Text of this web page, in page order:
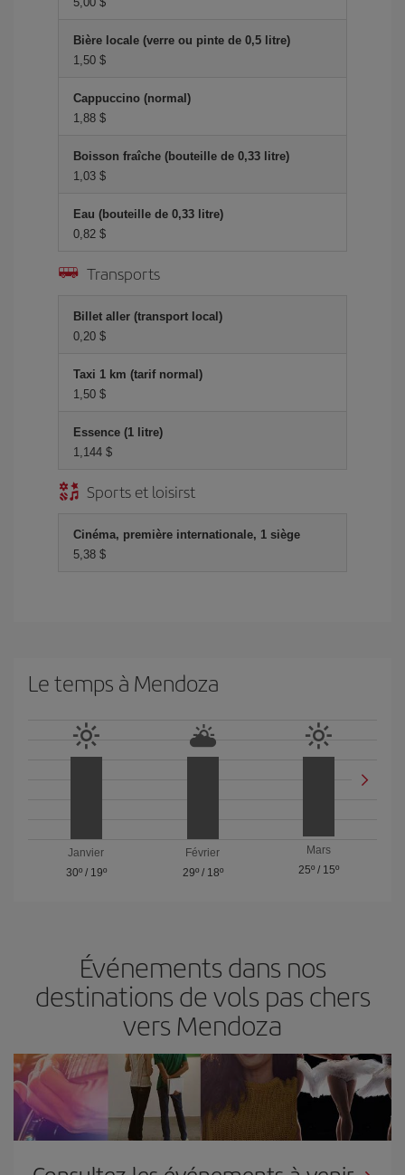
Bière locale (verre ou pinte de 0,5 litre)
1,50 $
Cappuccino (normal)
1,88 $
Boisson fraîche (bouteille de 0,33 litre)
1,03 $
Eau (bouteille de 0,33 litre)
0,82 $
Transports
Billet aller (transport local)
0,20 $
Taxi 1 km (tarif normal)
1,50 $
Essence (1 litre)
1,144 $
Sports et loisirst
Cinéma, première internationale, 1 siège
5,38 $
Le temps à Mendoza
Janvier
30º/ 19º
Février
29º/ 18º
Mars
25º / 15º
Événements dans nos
destinations de vols pas chers
vers Mendoza